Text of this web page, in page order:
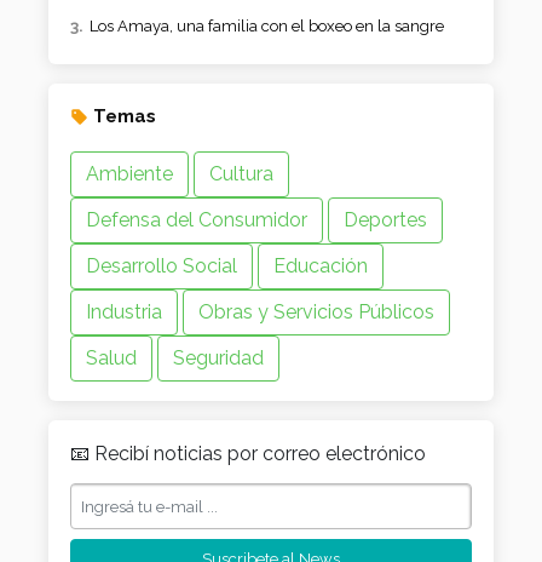
Los Amaya, una familia con el boxeo en la sangre
Temas
Ambiente
Cultura
Defensa del Consumidor
Deportes
Desarrollo Social
Educación
Industria
Obras y Servicios Públicos
Salud
Seguridad
📧 Recibí noticias por correo electrónico